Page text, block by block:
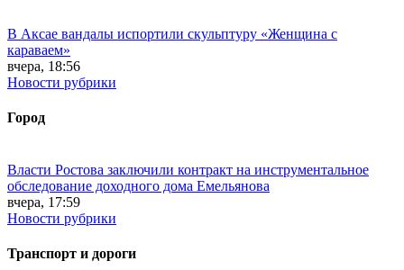
В Аксае вандалы испортили скульптуру «Женщина с
караваем»
вчера, 18:56
Новости рубрики
Город
Власти Ростова заключили контракт на инструментальное
обследование доходного дома Емельянова
вчера, 17:59
Новости рубрики
Транспорт и дороги